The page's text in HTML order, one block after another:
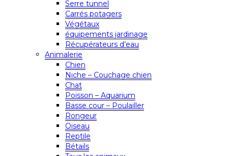
Serre tunnel
Carrés potagers
Végétaux
équipements jardinage
Récupérateurs d’eau
Animalerie
Chien
Niche – Couchage chien
Chat
Poisson – Aquarium
Basse cour – Poulailler
Rongeur
Oiseau
Reptile
Bétails